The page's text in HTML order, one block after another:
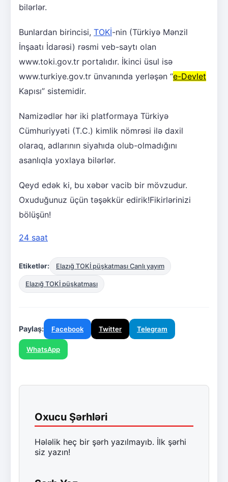
bilərlər.
Bunlardan birincisi, TOKİ-nin (Türkiyə Mənzil
İnşaatı İdarəsi) rəsmi veb-saytı olan
www.toki.gov.tr portalıdır. İkinci üsul isə
www.turkiye.gov.tr ünvanında yerləşən “e-Devlet
Kapısı” sistemidir.
Namizədlər hər iki platformaya Türkiyə
Cümhuriyyəti (T.C.) kimlik nömrəsi ilə daxil
olaraq, adlarının siyahıda olub-olmadığını
asanlıqla yoxlaya bilərlər.
Qeyd edək ki, bu xəbər vacib bir mövzudur.
Oxuduğunuz üçün təşəkkür edirik!Fikirlərinizi
bölüşün!
24 saat
Etiketlər: Elazığ TOKİ püşkatması Canlı yayım
Elazığ TOKİ püşkatması
Paylaş: Facebook Twitter Telegram
WhatsApp
Oxucu Şərhləri
Hələlik heç bir şərh yazılmayıb. İlk şərhi
siz yazın!